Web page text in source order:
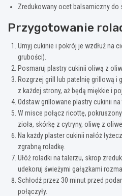
Zredukowany ocet balsamiczny do
Przygotowanie
Umyj cukinie i pokrój je wzdłuż na
grubości).
Posmaruj plastry cukinii oliwą z
Rozgrzej grill lub patelnię grillową i
z każdej strony, aż będą miękkie i
Odstaw grillowane plastry cukinii na
W misce połącz ricottę,
zioła, skórkę z cytryny, oliwę z
Na każdy plaster cukinii nałóż
zgrabną roladkę.
Ułóż roladki na talerzu, skrop
udekoruj świeżymi gałązkami
Schłodź przez 30 minut przed
połączyły.